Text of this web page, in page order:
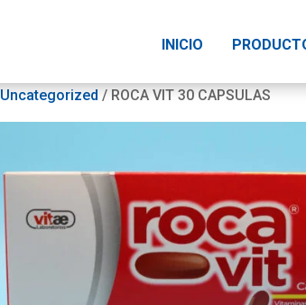
INICIO
Uncategorized / ROCA VIT 30 CAPSULAS